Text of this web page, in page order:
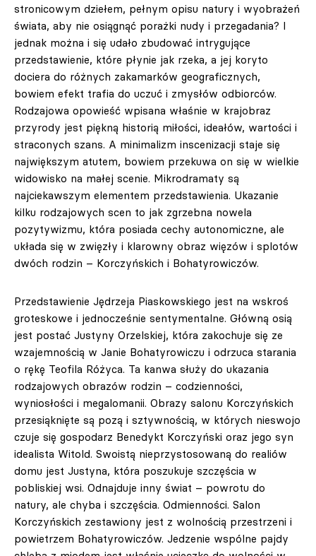
stronicowym dziełem, pełnym opisu natury i wyobrażeń
świata, aby nie osiągnąć porażki nudy i przegadania? I
jednak można i się udało zbudować intrygujące
przedstawienie, które płynie jak rzeka, a jej koryto
dociera do różnych zakamarków geograficznych,
bowiem efekt trafia do uczuć i zmysłów odbiorców.
Rodzajowa opowieść wpisana właśnie w krajobraz
przyrody jest piękną historią miłości, ideałów, wartości i
straconych szans. A minimalizm inscenizacji staje się
największym atutem, bowiem przekuwa on się w wielkie
widowisko na małej scenie. Mikrodramaty są
najciekawszym elementem przedstawienia. Ukazanie
kilku rodzajowych scen to jak zgrzebna nowela
pozytywizmu, która posiada cechy autonomiczne, ale
układa się w zwięzły i klarowny obraz więzów i splotów
dwóch rodzin – Korczyńskich i Bohatyrowiczów.
Przedstawienie Jędrzeja Piaskowskiego jest na wskroś
groteskowe i jednocześnie sentymentalne. Główną osią
jest postać Justyny Orzelskiej, która zakochuje się ze
wzajemnością w Janie Bohatyrowiczu i odrzuca starania
o rękę Teofila Różyca. Ta kanwa służy do ukazania
rodzajowych obrazów rodzin – codzienności,
wyniosłości i megalomanii. Obrazy salonu Korczyńskich
przesiąknięte są pozą i sztywnością, w których nieswojo
czuje się gospodarz Benedykt Korczyński oraz jego syn
idealista Witold. Swoistą nieprzystosowaną do realiów
domu jest Justyna, która poszukuje szczęścia w
pobliskiej wsi. Odnajduje inny świat – powrotu do
natury, ale chyba i szczęścia. Odmienności. Salon
Korczyńskich zestawiony jest z wolnością przestrzeni i
powietrzem Bohatyrowiczów. Jedzenie wspólne pajdy